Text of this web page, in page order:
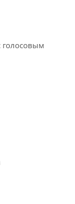
голосовым